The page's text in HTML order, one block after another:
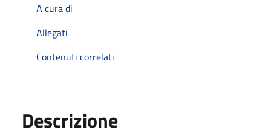
A cura di
Allegati
Contenuti correlati
Descrizione